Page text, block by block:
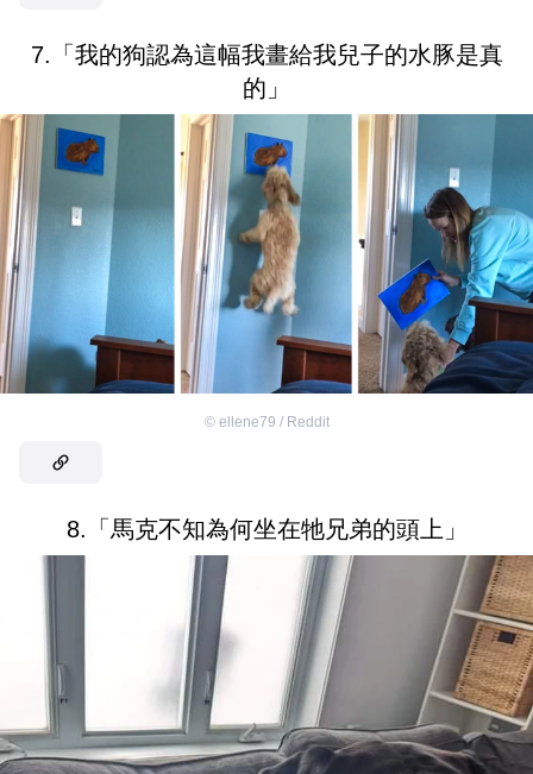
7.「我的狗認為這幅我畫給我兒子的水豚是真
的」
© ellene79 / Reddit
8.「馬克不知為何坐在牠兄弟的頭上」